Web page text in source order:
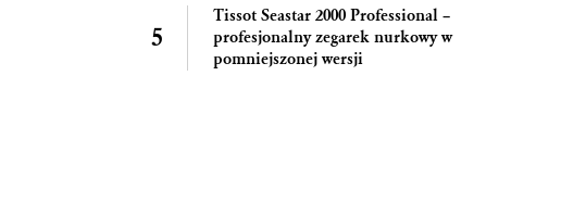
Tissot Seastar 2000 Professional –
profesjonalny zegarek nurkowy w
pomniejszonej wersji